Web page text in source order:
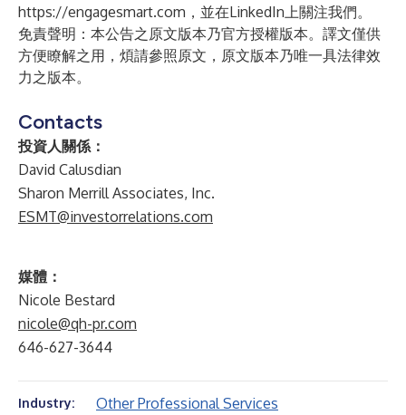
https://engagesmart.com ，並在LinkedIn上關注我們。
免責聲明：本公告之原文版本乃官方授權版本。譯文僅供
方便瞭解之用，煩請參照原文，原文版本乃唯一具法律效
力之版本。
Contacts
投資人關係：
David Calusdian
Sharon Merrill Associates, Inc.
ESMT@investorrelations.com
媒體：
Nicole Bestard
nicole@qh-pr.com
646-627-3644
Industry:
Other Professional Services